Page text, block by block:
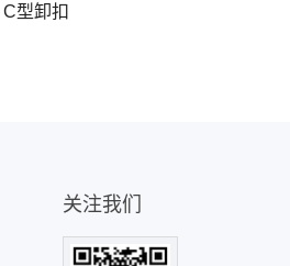
C型卸扣
关注我们